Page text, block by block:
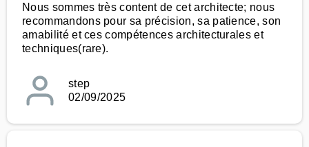
Nous sommes très content de cet architecte; nous
recommandons pour sa précision, sa patience, son
amabilité et ces compétences architecturales et
techniques(rare).
step
02/09/2025